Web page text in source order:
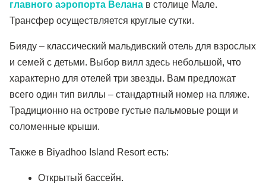
главного аэропорта Велана в столице Мале.
Трансфер осуществляется круглые сутки.
Бияду – классический мальдивский отель для взрослых
и семей с детьми. Выбор вилл здесь небольшой, что
характерно для отелей три звезды. Вам предложат
всего один тип виллы – стандартный номер на пляже.
Традиционно на острове густые пальмовые рощи и
соломенные крыши.
Также в Biyadhoo Island Resort есть:
Открытый бассейн.